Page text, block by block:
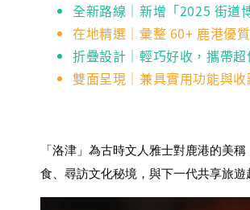
全新路線｜新增「2025 街道
在地精選｜彙整 60+ 鹿港優
折疊設計｜輕巧好收，攜帶超
雙面呈現｜兼具實用功能與收
「洛津」為古時文人雅士對鹿港的美
食、尋訪文化秘境，與下一代共享旅遊